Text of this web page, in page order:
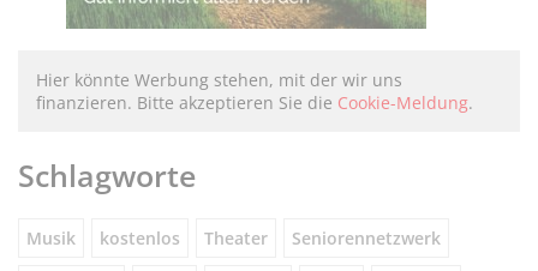
Hier könnte Werbung stehen, mit der wir uns
finanzieren. Bitte akzeptieren Sie die Cookie-Meldung.
Schlagworte
Musik kostenlos Theater Seniorennetzwerk